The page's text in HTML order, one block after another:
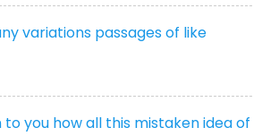
variations passages of like
to you how all this mistaken idea of